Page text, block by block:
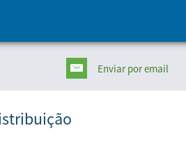
Enviarpor email